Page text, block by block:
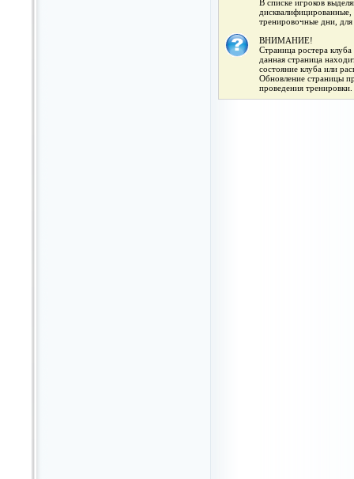
В списке игроков
тренировочные дни,
ВНИМАНИЕ!
Страница ростера
данная страница
состояние клуба или
Обновление страницы
проведения тренировки.